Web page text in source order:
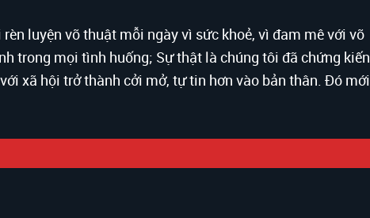
luyện võ thuật mỗi ngày vì sức khoẻ, vì đam mê với võ
trong mọi tình huống; Sự thật là chúng tôi đã chứng kiến
xã hội trở thành cởi mở, tự tin hơn vào bản thân. Đó mới